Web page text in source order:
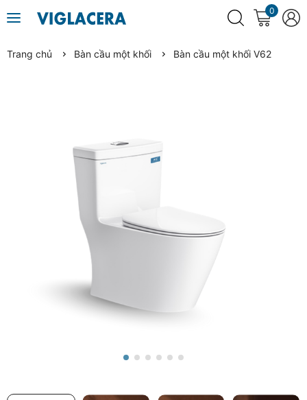
0
Trang chủ Bàn cầu một khối Bàn cầu một khối V62